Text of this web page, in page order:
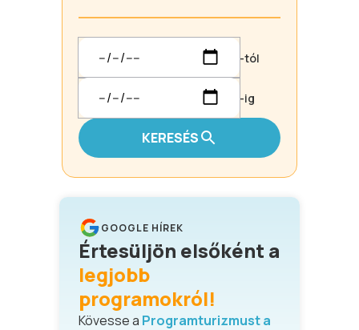
-tól
-ig
KERESÉS
GOOGLE HÍREK
Értesüljön elsőként a
legjobb
programokról!
Kövesse a Programturizmust a